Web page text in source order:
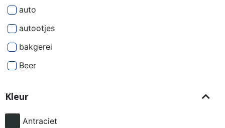
auto
autootjes
bakgerei
Beer
besjes
bier
Kleur
Antraciet